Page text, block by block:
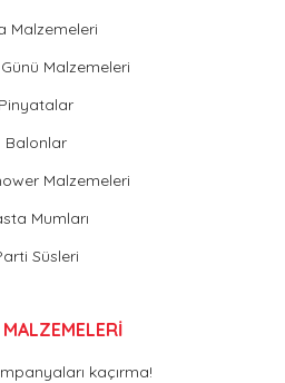
Malzemeleri
Malzemeleri
Pinyatalar
Balonlar
Malzemeleri
Mumları
Süsleri
kaçırma!